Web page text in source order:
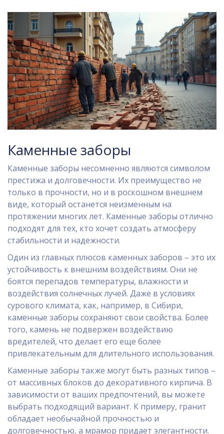
Каменные заборы
Каменные заборы несомненно являются символом
престижа и долговечности. Их преимущество не
только в прочности, но и в роскошном внешнем
виде, который останется неизменным на
протяжении многих лет. Каменные заборы отлично
подходят для тех, кто хочет создать атмосферу
стабильности и надежности.
Один из главных плюсов каменных заборов – это их
устойчивость к внешним воздействиям. Они не
боятся перепадов температуры, влажности и
воздействия солнечных лучей. Даже в условиях
сурового климата, как, например, в Сибири,
каменные заборы сохраняют свои свойства. Более
того, камень не подвержен воздействию
вредителей, что делает его еще более
привлекательным для длительного использования.
Каменные заборы также могут быть разных типов –
от массивных блоков до декоративного кирпича. В
зависимости от ваших предпочтений, вы можете
выбрать подходящий вариант. К примеру, гранит
обладает необычайной прочностью и
долговечностью, а мрамор придает элегантности.